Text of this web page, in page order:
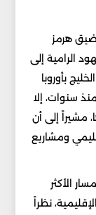
هرمز
الرامية إلى
بأوروبا
سنوات، إلا
مشيراً إلى أن
ومشاريع
الأكثر
نظراً